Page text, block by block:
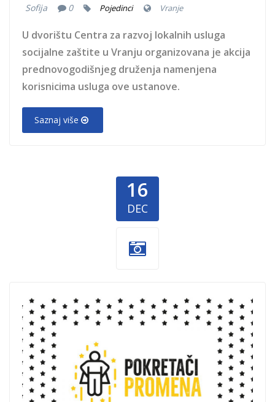
Sofija 0 Pojedinci Vranje
U dvorištu Centra za razvoj lokalnih usluga
socijalne zaštite u Vranju organizovana je akcija
prednovogodišnjeg druženja namenjena
korisnicima usluga ove ustanove.
Saznaj više
16
DEC
Pokretaci-
promena.jpg